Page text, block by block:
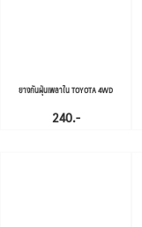
ยางกันฝุ่นเพลาใน TOYOTA 4WD
240.-